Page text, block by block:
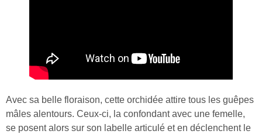
Avec sa belle floraison, cette orchidée attire tous les guêpes
mâles alentours. Ceux-ci, la confondant avec une femelle,
se posent alors sur son labelle articulé et en déclenchent le